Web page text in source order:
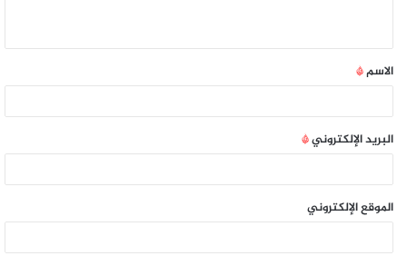
الاسم*
البريد الإلكتروني*
الموقع الإلكتروني